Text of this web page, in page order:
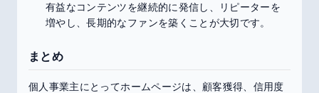
有益なコンテンツを継続的に発信し、リピーターを
増やし、長期的なファンを築くことが大切です。
まとめ
個人事業主にとってホームページは、顧客獲得、信用度